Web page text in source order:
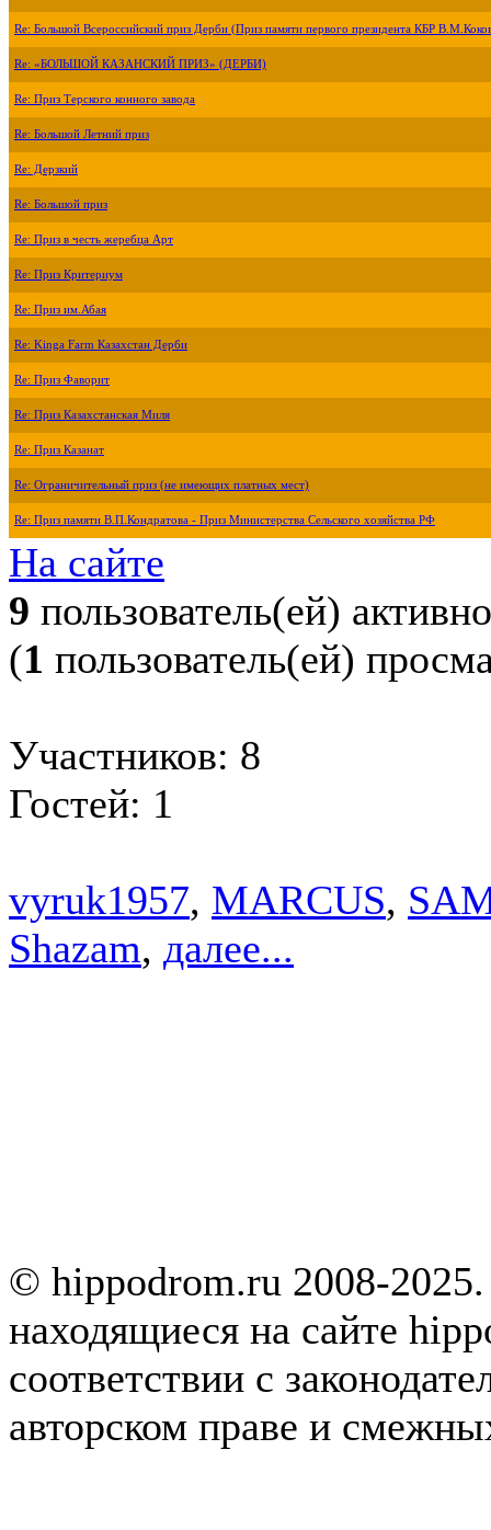
Re: Большой Всероссийский приз Дерби (Приз памяти первого президента КБР
Re: «БОЛЬШОЙ КАЗАНСКИЙ ПРИЗ» (ДЕРБИ)
Re: Приз Терского конного завода
Re: Большой Летний приз
Re: Дерзкий
Re: Большой приз
Re: Приз в честь жеребца Арт
Re: Приз Критериум
Re: Приз им.Абая
Re: Kinga Farm Казахстан Дерби
Re: Приз Фаворит
Re: Приз Казахстанская Миля
Re: Приз Казанат
Re: Ограничительный приз (не имеющих платных мест)
Re: Приз памяти В.П.Кондратова - Приз Министерства Сельского хозяйства РФ
На сайте
9 пользователь(ей) активно
(1 пользователь(ей)
Участников: 8
Гостей: 1
vyruk1957, MARCUS,
Shazam, далее...
© hippodrom.ru 2008-
находящиеся на сайте
соответствии с
авторском праве и